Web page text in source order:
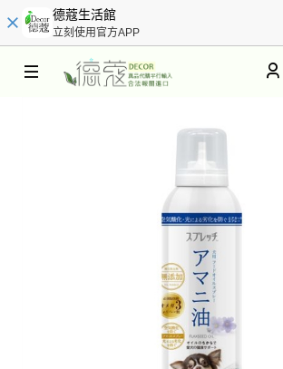
德蔻生活館
立刻使用官方APP